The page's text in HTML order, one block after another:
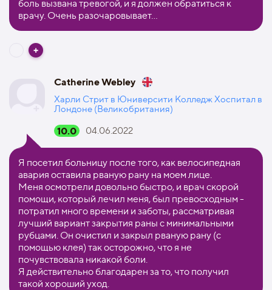
боль вызвана тревогой, и я должен обратиться к
врачу. Очень разочаровывает…
Catherine Webley
Харли Стрит в Юниверсити Колледж Хоспитал в
Лондоне (Великобритания)
10.0 04.06.2022
Я посетил больницу после того, как велосипедная
авария оставила рваную рану на моем лице.
Меня осмотрели довольно быстро, и врач скорой
помощи, который лечил меня, был превосходным -
потратил много времени и заботы, рассматривая
лучший вариант закрытия раны с минимальными
рубцами. Он очистил и закрыл рваную рану (с
помощью клея) так осторожно, что я не
почувствовала никакой боли.
Я действительно благодарен за то, что получил
такой хороший уход.